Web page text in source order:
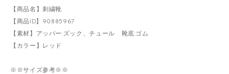
【商品名】刺繍靴
【商品ID】90885967
【素材】アッパー:ズック、チュール 靴底:ゴム
【カラー】レッド
※※サイズ参考※※